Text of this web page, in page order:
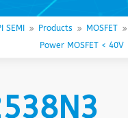
SEMI 9 Products 9 MOSFET 9
Power MOSFET < 40V